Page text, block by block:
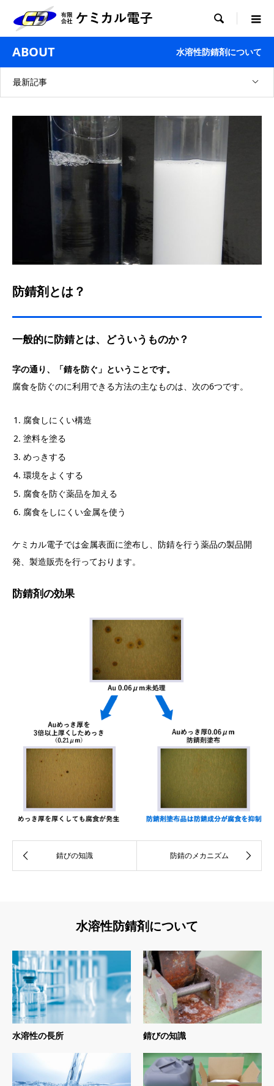

ABOUT 水溶性防錆剤について
最新記事
防錆剤とは？
一般的に防錆とは、どういうものか？
字の通り、「錆を防ぐ」ということです。
腐食を防ぐのに利用できる方法の主なものは、次の6つです。
腐食しにくい構造
塗料を塗る
めっきする
環境をよくする
腐食を防ぐ薬品を加える
腐食をしにくい金属を使う
ケミカル電子では金属表面に塗布し、防錆を行う薬品の製品開
発、製造販売を行っております。
防錆剤の効果
錆びの知識 防錆のメカニズム
水溶性防錆剤について
水溶性の長所 錆びの知識